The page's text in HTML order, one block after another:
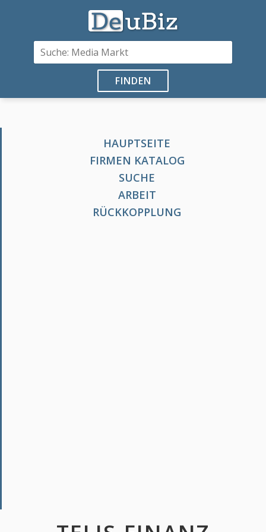
FINDEN
HAUPTSEITE
FIRMEN KATALOG
SUCHE
ARBEIT
RÜCKKOPPLUNG